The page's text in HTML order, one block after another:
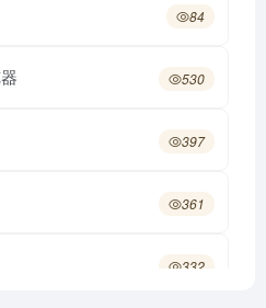
84
530
397
361
332